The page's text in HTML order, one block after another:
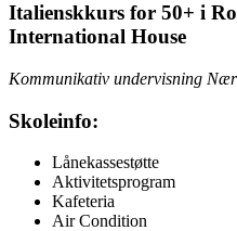
Italienskkurs for 50+ i
International House
Kommunikativ undervisning
Skoleinfo:
Lånekassestøtte
Aktivitetsprogram
Kafeteria
Air Condition